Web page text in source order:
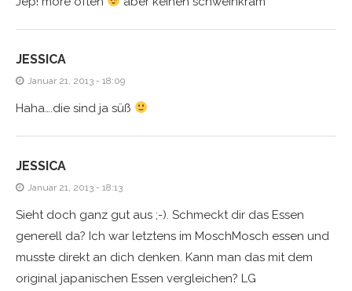
JESSICA
Januar 21, 2013 - 18:09
Haha….die sind ja süß
JESSICA
Januar 21, 2013 - 18:13
Sieht doch ganz gut aus ;-). Schmeckt dir das Essen
generell da? Ich war letztens im MoschMosch essen und
musste direkt an dich denken. Kann man das mit dem
original japanischen Essen vergleichen? LG